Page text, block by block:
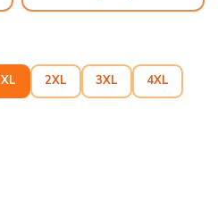
XL 2XL 3XL 4XL